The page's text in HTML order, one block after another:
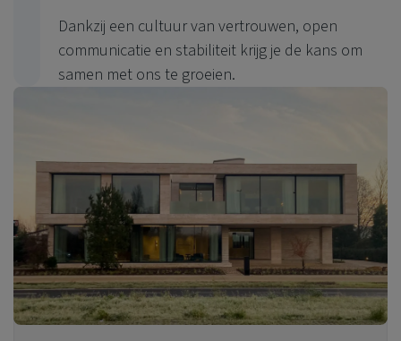
Dankzij een cultuur van vertrouwen, open
communicatie en stabiliteit krijg je de kans om
samen met ons te groeien.